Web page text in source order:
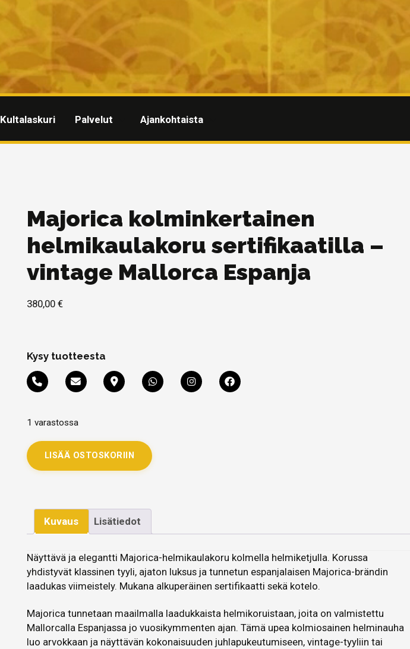
Kultalaskuri Palvelut Ajankohtaista
Majorica kolminkertainen
helmikaulakoru sertifikaatilla –
vintage Mallorca Espanja
380,00 €
Kysy tuotteesta
1 varastossa
LISÄÄ OSTOSKORIIN
Kuvaus Lisätiedot
Näyttävä ja elegantti Majorica-helmikaulakoru kolmella helmiketjulla. Korussa
yhdistyvät klassinen tyyli, ajaton luksus ja tunnetun espanjalaisen Majorica-brändin
laadukas viimeistely. Mukana alkuperäinen sertifikaatti sekä kotelo.
Majorica tunnetaan maailmalla laadukkaista helmikoruistaan, joita on valmistettu
Mallorcalla Espanjassa jo vuosikymmenten ajan. Tämä upea kolmiosainen helminauha
luo arvokkaan ja näyttävän kokonaisuuden juhlapukeutumiseen, vintage-tyyliin tai